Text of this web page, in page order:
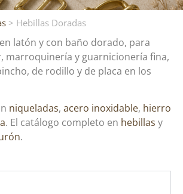
> Hebillas Doradas
latón y con baño dorado, para
marroquinería y guarnicionería fina,
de rodillo y de placa en los
niqueladas, acero inoxidable, hierro
. El catálogo completo en hebillas y
.